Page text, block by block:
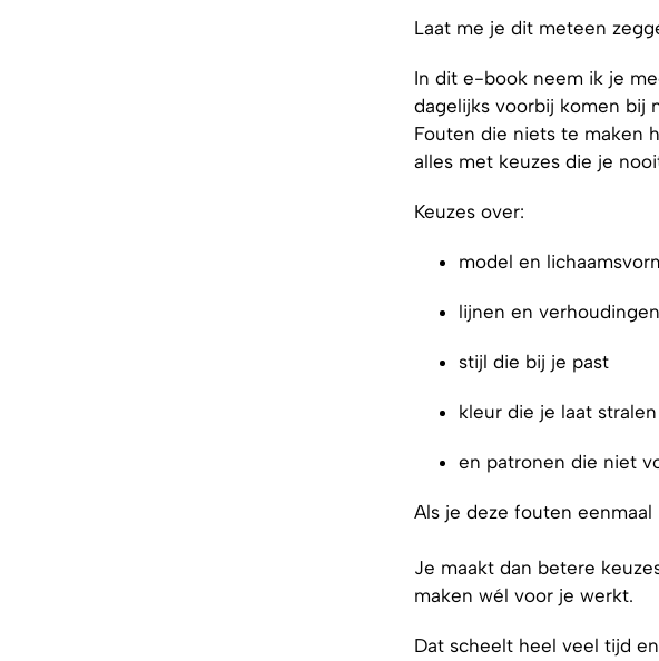
Laat me je dit meteen
In dit e-book neem ik je
dagelijks voorbij komen bij
Fouten die niets te maken
alles met keuzes die je
Keuzes over:
model en
lijnen en verhoudingen
stijl die bij je past
kleur die je laat stralen
en patronen die niet
Als je deze fouten eenmaal
Je maakt dan betere
maken wél voor je werkt.
Dat scheelt heel veel tijd